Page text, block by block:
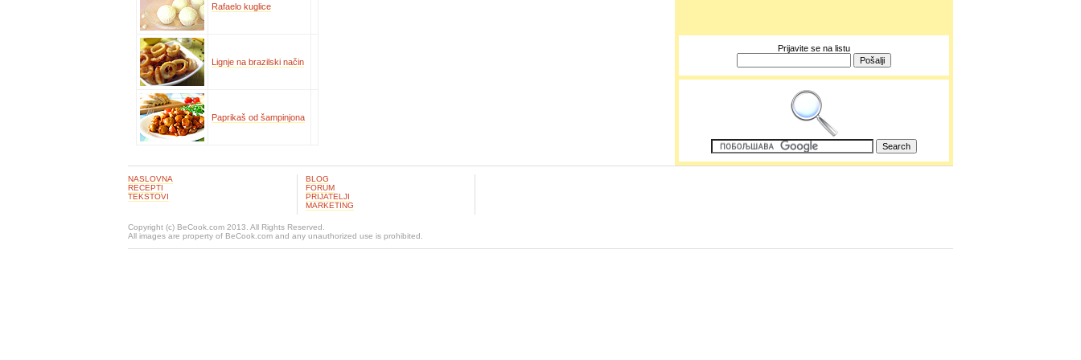
Rafaelo kuglice
Lignje na brazilski način
Paprikaš od šampinjona
Prijavite se na listu
NASLOVNA
RECEPTI
TEKSTOVI
BLOG
FORUM
PRIJATELJI
MARKETING
Copyright (c) BeCook.com 2013. All Rights Reserved.
All images are property of BeCook.com and any unauthorized use is prohibited.